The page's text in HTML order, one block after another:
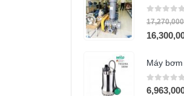
0out of 5
17,270,000
0out of 5